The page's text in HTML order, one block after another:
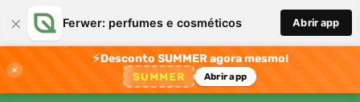
× Ferwer: perfumes e cosméticos Abrir app
×
⚡Desconto SUMMER agora mesmo!
SUMMER Abrir app